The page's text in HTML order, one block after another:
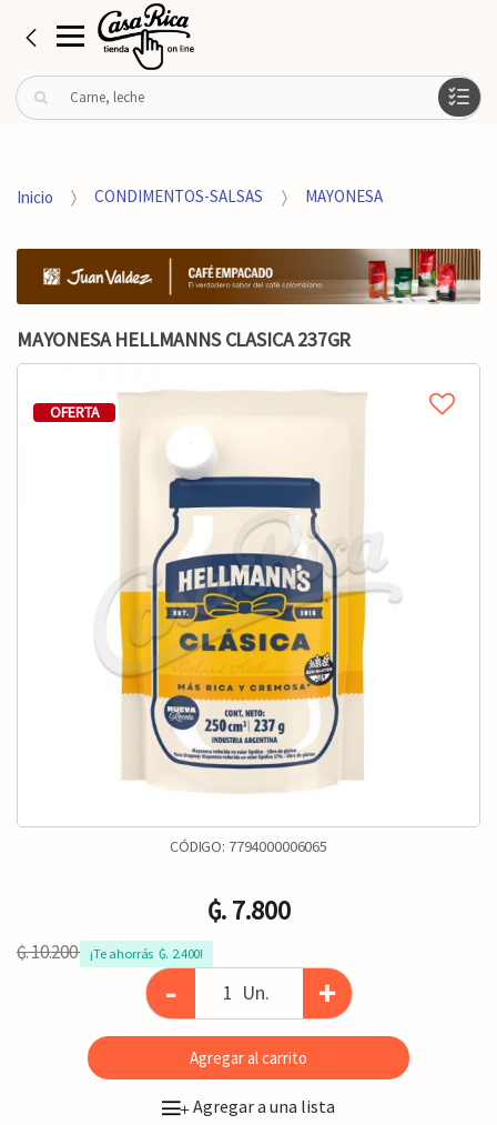
B
u
r
o
Inicio CONDIMENTOS-SALSAS MAYONESA
MAYONESA HELLMANNS CLASICA 237GR
OFERTA
CÓDIGO: 7794000006065
₲. 7.800
₲. 10.200 ¡Te ahorrás  ₲. 2.400!
- Un. +
Agregar al carrito
+Agregar a una lista